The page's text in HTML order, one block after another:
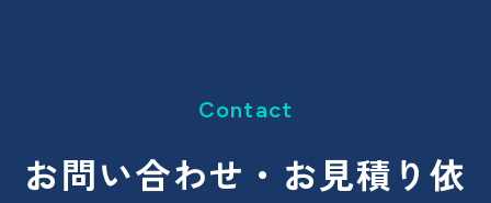
Contact
お問い合わせ・ お見積り依